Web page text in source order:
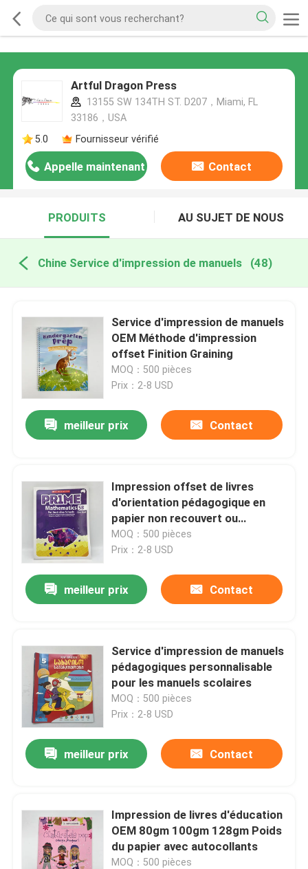
Artful Dragon Press
13155 SW 134TH ST. D207，Miami, FL
33186，USA
5.0
Fournisseur vérifié
Appelle maintenant Contact
PRODUITS AU SUJET DE NOUS
Chine Service d'impression de manuels (48)
Service d'impression de manuels
OEM Méthode d'impression
offset Finition Graining
MOQ：500 pièces
Prix：2-8 USD
meilleur prix Contact
Impression offset de livres
d'orientation pédagogique en
papier non recouvert ou
recouvert
MOQ：500 pièces
Prix：2-8 USD
meilleur prix Contact
Service d'impression de manuels
pédagogiques personnalisable
pour les manuels scolaires
MOQ：500 pièces
Prix：2-8 USD
meilleur prix Contact
Impression de livres d'éducation
OEM 80gm 100gm 128gm Poids
du papier avec autocollants
MOQ：500 pièces